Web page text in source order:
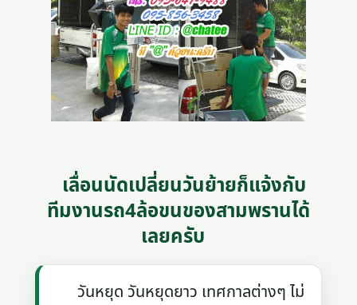
เลื่อนนัดเปลี่ยนวันย้ายก็แจ้งกับ
ทีมงานรถ4ล้อขนของสามพรานได้
เลยครับ
วันหยุด วันหยุดยาว เทศกาลต่างๆ ไม่